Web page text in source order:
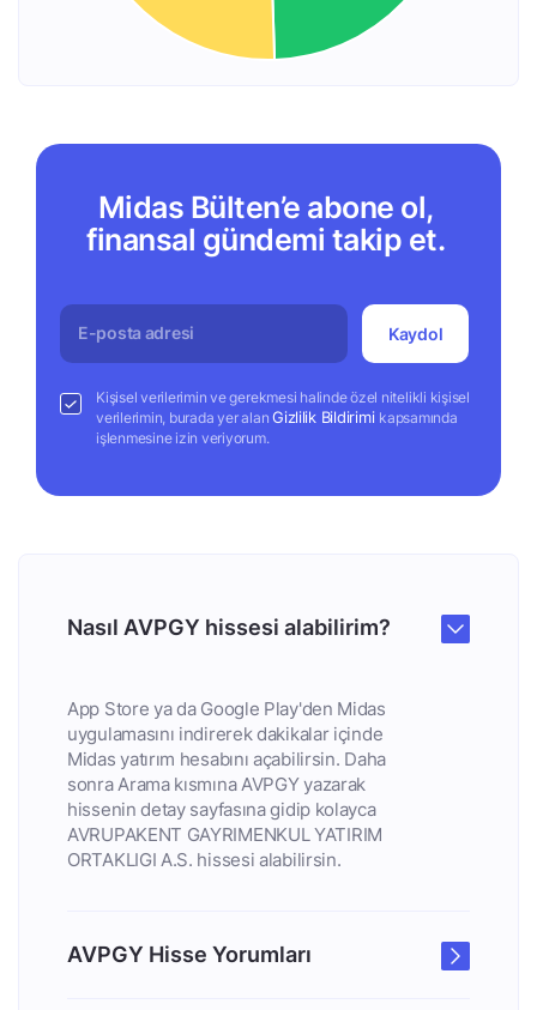
Midas Bülten’e abone ol,
finansal gündemi takip et.
Kaydol
Kişisel verilerimin ve gerekmesi halinde özel nitelikli kişisel
verilerimin, burada yer alanGizlilik Bildirimi kapsamında
işlenmesine izin veriyorum.
Nasıl AVPGY hissesi alabilirim?
App Store ya da Google Play'den Midas
uygulamasını indirerek dakikalar içinde
Midas yatırım hesabını açabilirsin. Daha
sonra Arama kısmına AVPGY yazarak
hissenin detay sayfasına gidip kolayca
AVRUPAKENT GAYRIMENKUL YATIRIM
ORTAKLIGI A.S. hissesi alabilirsin.
AVPGY Hisse Yorumları